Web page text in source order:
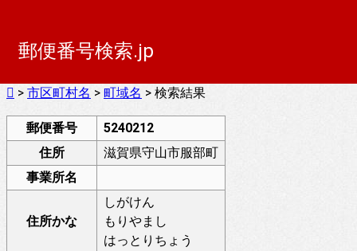
郵便番号検索.jp
> 市区町村名 > 町域名 > 検索結果
郵便番号
5240212
住所
滋賀県守山市服部町
事業所名
住所かな
しがけん
もりやまし
はっとりちょう